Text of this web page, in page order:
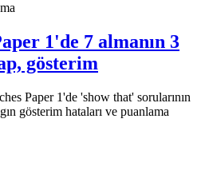
1'de 7 almanın 3
gösterim
Paper 1'de 'show that' sorularının
gösterim hataları ve puanlama